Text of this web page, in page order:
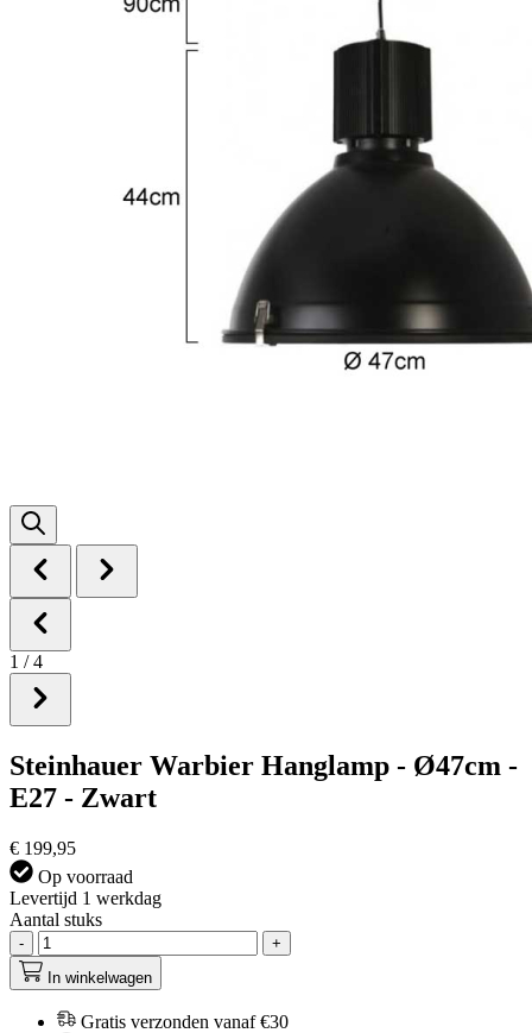
1 / 4
Steinhauer Warbier Hanglamp - Ø47cm -
E27 - Zwart
€ 199,95
Op voorraad
Levertijd 1 werkdag
Aantal stuks
-
+
In winkelwagen
Gratis verzonden vanaf €30